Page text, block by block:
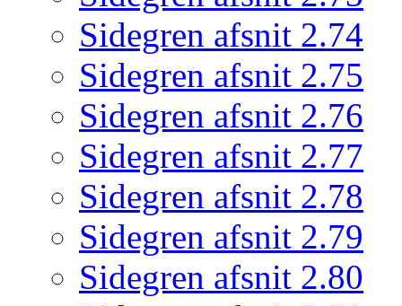
Sidegren afsnit 2.74
Sidegren afsnit 2.75
Sidegren afsnit 2.76
Sidegren afsnit 2.77
Sidegren afsnit 2.78
Sidegren afsnit 2.79
Sidegren afsnit 2.80